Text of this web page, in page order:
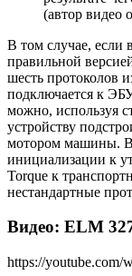
(автор видео
В том случае, если
правильной
шесть протоколов
подключается к
можно, используя
устройству
мотором машины. В
инициализации к
Torque к
нестандартные
Видео: ELM
https://